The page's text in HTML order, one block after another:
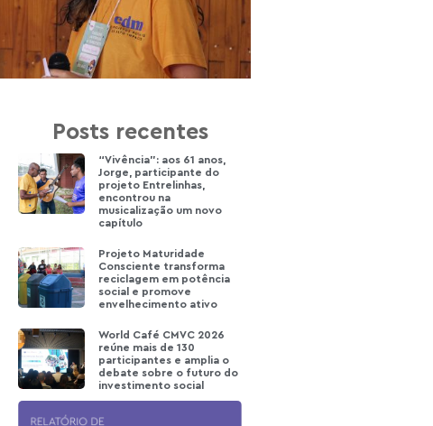
Posts recentes
“Vivência”: aos 61 anos,
Jorge, participante do
projeto Entrelinhas,
encontrou na
musicalização um novo
capítulo
Projeto Maturidade
Consciente transforma
reciclagem em potência
social e promove
envelhecimento ativo
World Café CMVC 2026
reúne mais de 130
participantes e amplia o
debate sobre o futuro do
investimento social